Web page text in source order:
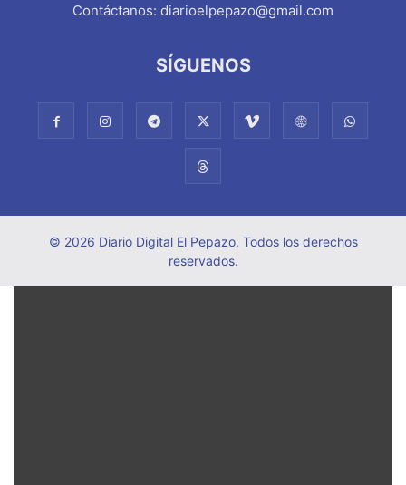
Contáctanos: diarioelpepazo@gmail.com
SÍGUENOS
© 2026 Diario Digital El Pepazo. Todos los derechos
reservados.